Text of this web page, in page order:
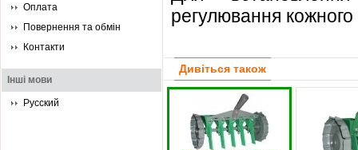
Оплата
Повернення та обмін
Контакти
Інші мови
Русский
регулювання кожного
Дивіться також